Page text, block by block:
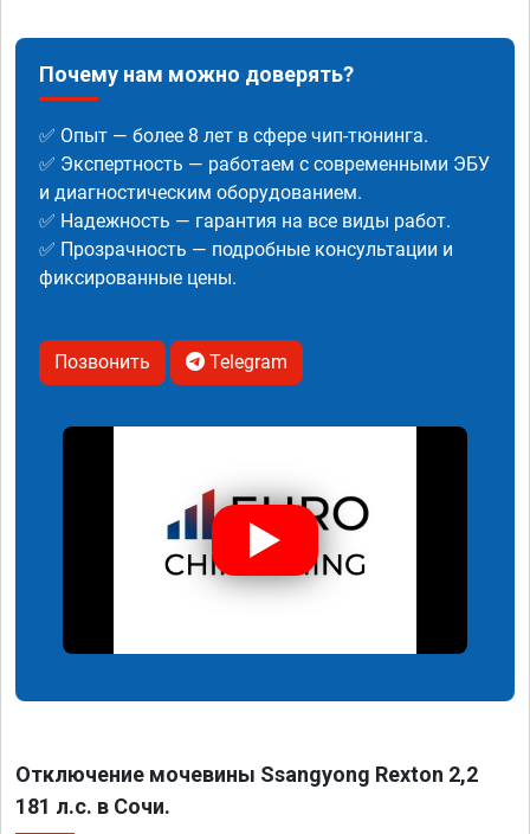
Почему нам можно доверять?
✅ Опыт — более 8 лет в сфере чип-тюнинга.
✅ Экспертность — работаем с современными ЭБУ
и диагностическим оборудованием.
✅ Надежность — гарантия на все виды работ.
✅ Прозрачность — подробные консультации и
фиксированные цены.
Позвонить Telegram
Отключение мочевины Ssangyong Rexton 2,2
181 л.с. в Сочи.